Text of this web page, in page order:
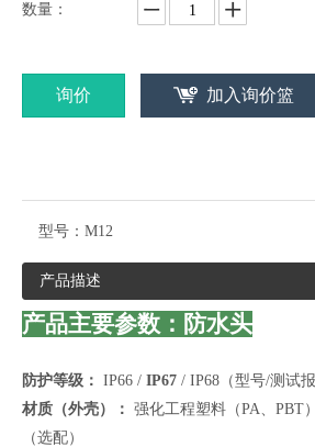
数量：
询价 加入询价篮
型号： M12
产品描述
产品主要参数：防水头
防护等级： IP66 / IP67 / IP68（型号/测试报
材质（外壳）： 强化工程塑料（PA、PBT
（选配）